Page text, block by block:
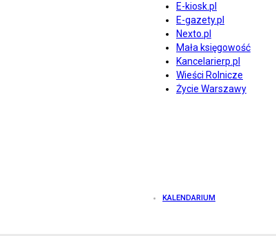
E-kiosk.pl
E-gazety.pl
Nexto.pl
Mała księgowość
Kancelarierp.pl
Wieści Rolnicze
Życie Warszawy
KALENDARIUM